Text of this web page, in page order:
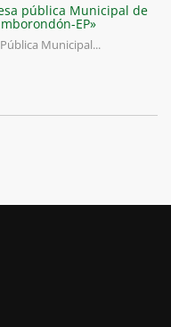
pública Municipal de
EP»
Municipal...